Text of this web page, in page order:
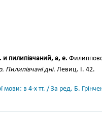
и пилипівчаний, а, е.
Пилипівчані дні. Левиц. І. 42.
мови: в 4-х тт. / За ред. Б.